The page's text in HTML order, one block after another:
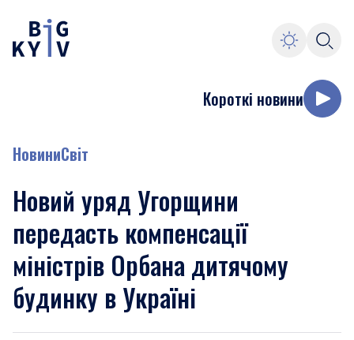
Короткі новини
НовиниСвіт
Новий уряд Угорщини
передасть компенсації
міністрів Орбана дитячому
будинку в Україні